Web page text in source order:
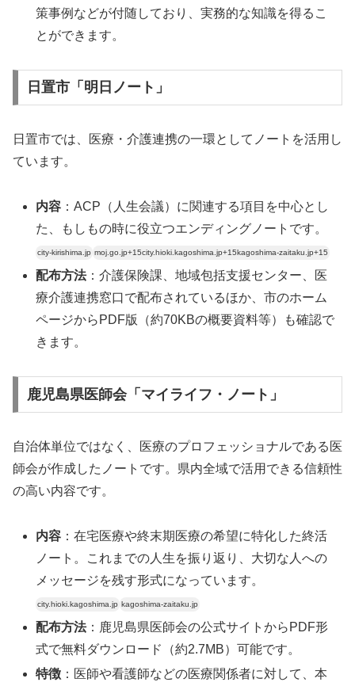
策事例などが付随しており、実務的な知識を得るこ
とができます。
日置市「明日ノート」
日置市では、医療・介護連携の一環としてノートを活用し
ています。
内容 ：ACP（人生会議）に関連する項目を中心とし
た、もしもの時に役立つエンディングノートです。
city-kirishima.jp moj.go.jp+15city.hioki.kagoshima.jp+15kagoshima-zaitaku.jp+15
配布方法：介護保険課、地域包括支援センター、医
療介護連携窓口で配布されているほか、市のホーム
ページからPDF版（約70KBの概要資料等）も確認で
きます。
鹿児島県医師会「マイライフ・ノート」
自治体単位ではなく、医療のプロフェッショナルである医
師会が作成したノートです。県内全域で活用できる信頼性
の高い内容です。
内容 ：在宅医療や終末期医療の希望に特化した終活
ノート。これまでの人生を振り返り、大切な人への
メッセージを残す形式になっています。
city.hioki.kagoshima.jp kagoshima-zaitaku.jp
配布方法：鹿児島県医師会の公式サイトからPDF形
式で無料ダウンロード（約2.7MB）可能です。
特徴 ：医師や看護師などの医療関係者に対して、本